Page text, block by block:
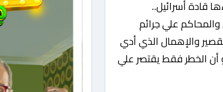
قادة أسرائيل..
والمحاكم علي جرائم
والإهمال الذي أدي
أن الخطر فقط يقتصر علي